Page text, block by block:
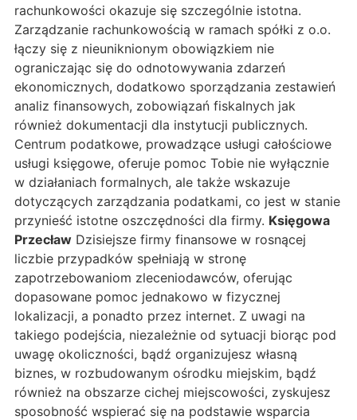
rachunkowości okazuje się szczególnie istotna.
Zarządzanie rachunkowością w ramach spółki z o.o.
łączy się z nieuniknionym obowiązkiem nie
ograniczając się do odnotowywania zdarzeń
ekonomicznych, dodatkowo sporządzania zestawień
analiz finansowych, zobowiązań fiskalnych jak
również dokumentacji dla instytucji publicznych.
Centrum podatkowe, prowadzące usługi całościowe
usługi księgowe, oferuje pomoc Tobie nie wyłącznie
w działaniach formalnych, ale także wskazuje
dotyczących zarządzania podatkami, co jest w stanie
przynieść istotne oszczędności dla firmy. Księgowa
Przecław Dzisiejsze firmy finansowe w rosnącej
liczbie przypadków spełniają w stronę
zapotrzebowaniom zleceniodawców, oferując
dopasowane pomoc jednakowo w fizycznej
lokalizacji, a ponadto przez internet. Z uwagi na
takiego podejścia, niezależnie od sytuacji biorąc pod
uwagę okoliczności, bądź organizujesz własną
biznes, w rozbudowanym ośrodku miejskim, bądź
również na obszarze cichej miejscowości, zyskujesz
sposobność wspierać się na podstawie wsparcia